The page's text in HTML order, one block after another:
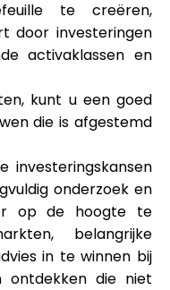
te creëren,
door investeringen
activaklassen en
kunt u een goed
die is afgestemd
investeringskansen
onderzoek en
op de hoogte te
belangrijke
in te winnen bij
ontdekken die niet